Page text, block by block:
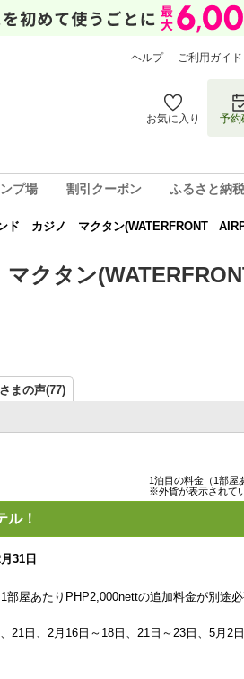
ヘルプ ご利用ガイド
お気に入り 予約
プ場 割引クーポン ふるさと納
ド カジノ マクタン(WATERFRONT
クタン
まの声(77)
1泊目の料金（1部屋
※外貨が表示されて
ル！
31日
部屋あたりPHP2,000nettの追加料金が別途
21日、2月16日～18日、21日～23日、5月2